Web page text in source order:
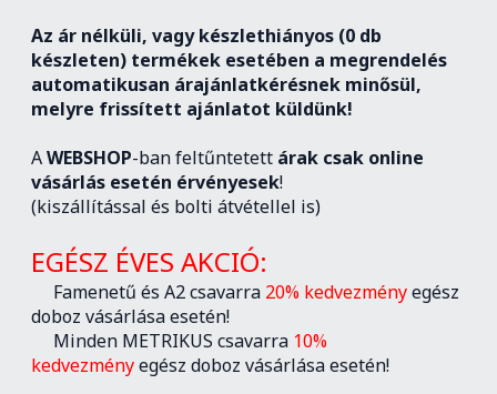
Az ár nélküli, vagy készlethiányos (0 db
készleten) termékek esetében a megrendelés
automatikusan árajánlatkérésnek minősül,
melyre frissített ajánlatot küldünk!
AWEBSHOP-ban feltűntetett árak csak online
vásárlás esetén érvényesek!
(kiszállítással és bolti átvétellel is)
EGÉSZ ÉVES AKCIÓ:
Famenetű és A2 csavarra 20% kedvezményegész
doboz vásárlása esetén!
Minden METRIKUS csavarra 10%
kedvezményegész doboz vásárlása esetén!